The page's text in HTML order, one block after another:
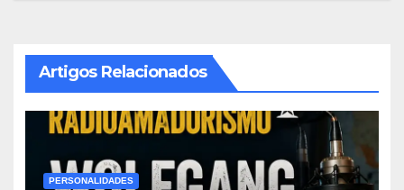
Artigos Relacionados
PERSONALIDADES